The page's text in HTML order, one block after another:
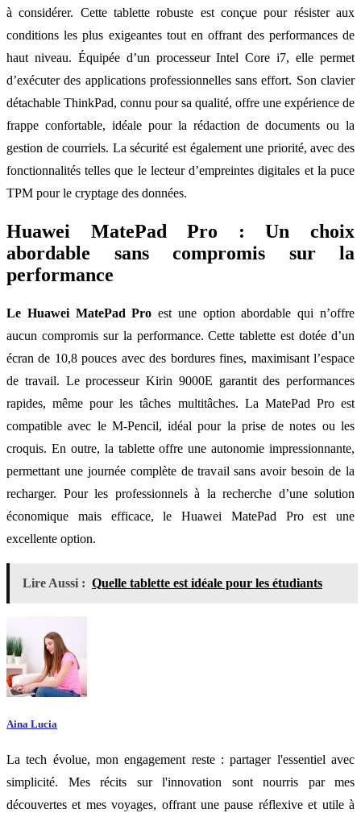
à considérer. Cette tablette robuste est conçue pour résister aux
conditions les plus exigeantes tout en offrant des performances de
haut niveau. Équipée d’un processeur Intel Core i7, elle permet
d’exécuter des applications professionnelles sans effort. Son clavier
détachable ThinkPad, connu pour sa qualité, offre une expérience de
frappe confortable, idéale pour la rédaction de documents ou la
gestion de courriels. La sécurité est également une priorité, avec des
fonctionnalités telles que le lecteur d’empreintes digitales et la puce
TPM pour le cryptage des données.
Huawei MatePad Pro : Un choix
abordable sans compromis sur la
performance
Le Huawei MatePad Pro est une option abordable qui n’offre
aucun compromis sur la performance. Cette tablette est dotée d’un
écran de 10,8 pouces avec des bordures fines, maximisant l’espace
de travail. Le processeur Kirin 9000E garantit des performances
rapides, même pour les tâches multitâches. La MatePad Pro est
compatible avec le M-Pencil, idéal pour la prise de notes ou les
croquis. En outre, la tablette offre une autonomie impressionnante,
permettant une journée complète de travail sans avoir besoin de la
recharger. Pour les professionnels à la recherche d’une solution
économique mais efficace, le Huawei MatePad Pro est une
excellente option.
Lire Aussi : Quelle tablette est idéale pour les étudiants
Aina Lucia
La tech évolue, mon engagement reste : partager l'essentiel avec
simplicité. Mes récits sur l'innovation sont nourris par mes
découvertes et mes voyages, offrant une pause réflexive et utile à